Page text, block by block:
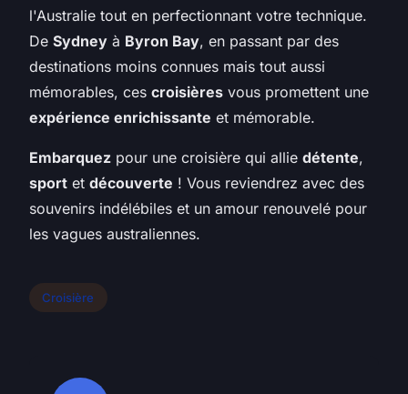
l'Australie tout en perfectionnant votre technique.
De Sydney à Byron Bay, en passant par des
destinations moins connues mais tout aussi
mémorables, ces croisières vous promettent une
expérience enrichissante et mémorable.
Embarquez pour une croisière qui allie détente,
sport et découverte ! Vous reviendrez avec des
souvenirs indélébiles et un amour renouvelé pour
les vagues australiennes.
Croisière